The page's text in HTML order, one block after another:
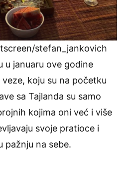
stefan_jankovich
u januaru ove godine
koju su na početku
sa Tajlanda su samo
kojima oni već i više
svoje pratioce i
pažnju na sebe.